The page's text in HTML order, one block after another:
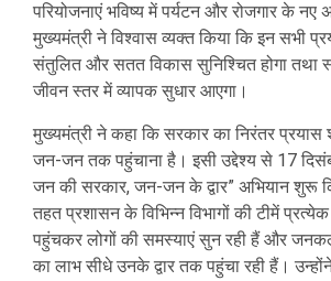
परियोजनाएं भविष्य में पर्यटन और रोजगार के
मुख्यमंत्री ने विश्वास व्यक्त किया कि इन सभी
संतुलित और सतत विकास सुनिश्चित होगा तथा
जीवन स्तर में व्यापक सुधार आएगा।
मुख्यमंत्री ने कहा कि सरकार का निरंतर
जन-जन तक पहुंचाना है। इसी उद्देश्य से 17
जन की सरकार, जन-जन के द्वार” अभियान शुरू
तहत प्रशासन के विभिन्न विभागों की टीमें
पहुंचकर लोगों की समस्याएं सुन रही हैं और
का लाभ सीधे उनके द्वार तक पहुंचा रही हैं।